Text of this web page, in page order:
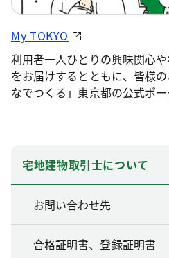
My TOKYO
利用者一人ひとりの興味関心
をお届けするとともに、皆様
なでつくる」東京都の公式ポー
宅地建物取引士について
お問い合わせ先
合格証明書、登録証明書